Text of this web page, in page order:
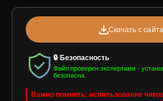
Скачать с сайта
🔒 Безопасность
Файл проверен экспертами -
безопасна.
Важно помнить: использование